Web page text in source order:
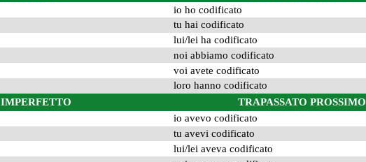
IMPERFETTO
io ho codificato
tu hai codificato
lui/lei ha codificato
noi abbiamo codificato
voi avete codificato
loro hanno codificato
TRAPASSATO PROSSIMO
io avevo codificato
tu avevi codificato
lui/lei aveva codificato